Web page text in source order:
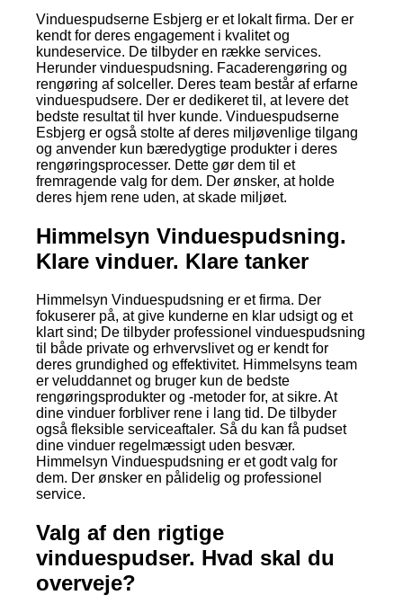
Vinduespudserne Esbjerg er et lokalt firma. Der er
kendt for deres engagement i kvalitet og
kundeservice. De tilbyder en række services.
Herunder vinduespudsning. Facaderengøring og
rengøring af solceller. Deres team består af erfarne
vinduespudsere. Der er dedikeret til, at levere det
bedste resultat til hver kunde. Vinduespudserne
Esbjerg er også stolte af deres miljøvenlige tilgang
og anvender kun bæredygtige produkter i deres
rengøringsprocesser. Dette gør dem til et
fremragende valg for dem. Der ønsker, at holde
deres hjem rene uden, at skade miljøet.
Himmelsyn Vinduespudsning.
Klare vinduer. Klare tanker
Himmelsyn Vinduespudsning er et firma. Der
fokuserer på, at give kunderne en klar udsigt og et
klart sind; De tilbyder professionel vinduespudsning
til både private og erhvervslivet og er kendt for
deres grundighed og effektivitet. Himmelsyns team
er veluddannet og bruger kun de bedste
rengøringsprodukter og -metoder for, at sikre. At
dine vinduer forbliver rene i lang tid. De tilbyder
også fleksible serviceaftaler. Så du kan få pudset
dine vinduer regelmæssigt uden besvær.
Himmelsyn Vinduespudsning er et godt valg for
dem. Der ønsker en pålidelig og professionel
service.
Valg af den rigtige
vinduespudser. Hvad skal du
overveje?